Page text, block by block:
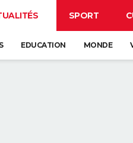
SPORT
EDUCATION MONDE